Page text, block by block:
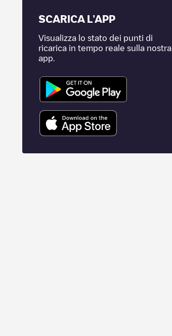
SCARICA L'APP
Visualizza lo stato dei punti di
ricarica in tempo reale sulla nostra
app.